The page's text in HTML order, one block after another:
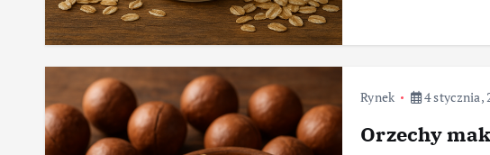
Rynek 4 stycznia,
Orzechy